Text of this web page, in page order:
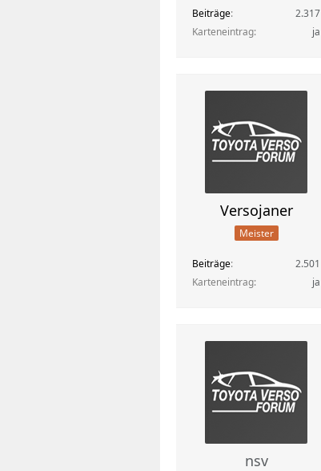
Beiträge
2.317
Karteneintrag
ja
Versojaner
Meister
Beiträge
2.501
Karteneintrag
ja
nsv